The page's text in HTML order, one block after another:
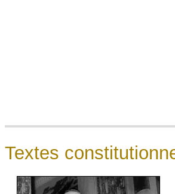
Textes